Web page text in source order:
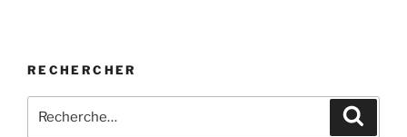
RECHERCHER
pour